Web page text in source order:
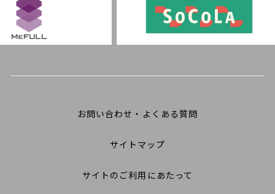
お問い合わせ・よくある質問
サイトマップ
サイトのご利用にあたって